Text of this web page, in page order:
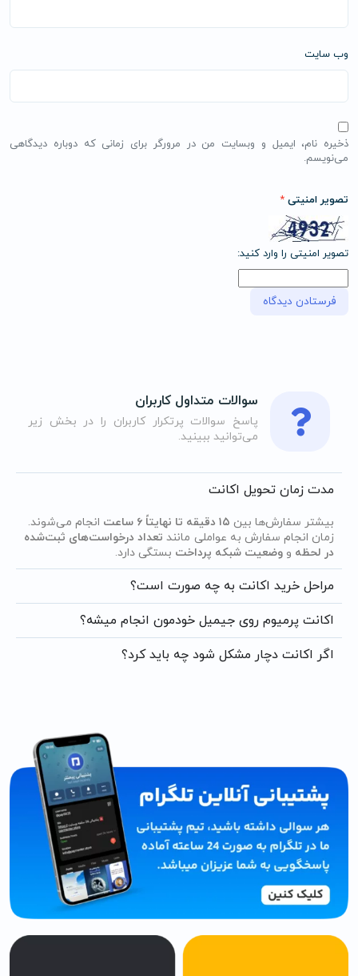
وب‌ سایت
ذخیره نام، ایمیل و وبسایت من در مرورگر برای زمانی که دوباره دیدگاهی
می‌نویسم.
تصویر امنیتی *
تصویر امنیتی را وارد کنید:
سوالات متداول کاربران
پاسخ سوالات پرتکرار کاربران را در بخش زیر
می‌توانید ببینید.
مدت زمان تحویل اکانت
بیشتر سفارش‌ها بین ۱۵ دقیقه تا نهایتاً ۶ ساعت
انجام می‌شوند.
زمان انجام سفارش به عواملی مانند تعداد درخواست‌های ثبت‌شده
در لحظه و وضعیت شبکه پرداخت بستگی دارد.
مراحل خرید اکانت به چه صورت است؟
اکانت پرمیوم روی جیمیل خودمون انجام میشه؟
اگر اکانت دچار مشکل شود چه باید کرد؟